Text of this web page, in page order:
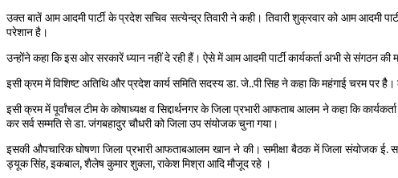
उक्त बातें आम आदमी पार्टी के प्रदेश सचिव सत्येन्द्र तिवारी ने कही। तिवारी शुक्रवार को आम आदमी
परेशान है।
उन्होंने कहा कि इस ओर सरकारें ध्यान नहीं दे रही हैं। ऐसे में आम आदमी पार्टी कार्यकर्ता अभी से
इसी क्रम में विशिष्ट अतिथि और प्रदेश कार्य समिति सदस्य डा. जे..पी सिह ने कहा कि महंगाई चरम पर
इसी क्रम में पूर्वांचल टीम के कोषाध्यक्ष व सिद्दार्थनगर के जिला प्रभारी आफताब आलम ने कहा कि
कर सर्व सम्मति से डा. जंगबहादुर चौधरी को जिला उप संयोजक चुना गया।
इसकी औपचारिक घोषणा जिला प्रभारी आफताबआलम खान ने की। समीक्षा बैठक में जिला संयोजक ई.
ड्यूक सिंह, इकबाल, शैलेष कुमार शुक्ला, राकेश मिश्रा आदि मौजूद रहे ।